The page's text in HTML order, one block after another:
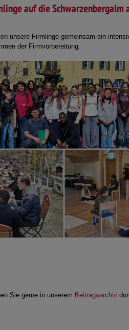
auf die Schwarzenbergalm
unsere Firmlinge gemeinsam ein
der Firmvorbereitung.
Sie gerne in unserem Beitragsarchiv